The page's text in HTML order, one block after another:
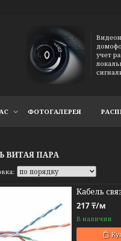
учет
ФОТОГАЛЕРЕЯ
ВИТАЯ ПАРА
Кабель
217 ₸/м
В наличии